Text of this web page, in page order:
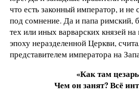
что есть законный император, и не
под сомнение. Да и папа римский,
тех или иных варварских князей на
эпоху неразделенной Церкви,
представителем императора на
«Как там
Чем он занят? Всё